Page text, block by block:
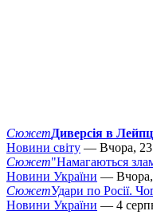
СюжетДиверсія в
Новини світу — Вчора,
Сюжет"Намагаються
Новини України — Вчора,
СюжетУдари по Росії.
Новини України — 4